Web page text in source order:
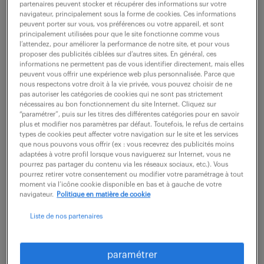
ne ratez aucune
opportunité.
recevez chaque semaine par mail les offres qui
correspondent à votre dernière recherche.
créer une alerte
partagez-nous
partenaires peuvent stocker et récupérer des informations sur votre
navigateur, principalement sous la forme de cookies. Ces informations
peuvent porter sur vous, vos préférences ou votre appareil, et sont
principalement utilisées pour que le site fonctionne comme vous
l’attendez, pour améliorer la performance de notre site, et pour vous
proposer des publicités ciblées sur d’autres sites. En général, ces
informations ne permettent pas de vous identifier directement, mais elles
peuvent vous offrir une expérience web plus personnalisée. Parce que
nous respectons votre droit à la vie privée, vous pouvez choisir de ne
pas autoriser les catégories de cookies qui ne sont pas strictement
nécessaires au bon fonctionnement du site Internet. Cliquez sur
“paramétrer”, puis sur les titres des différentes catégories pour en savoir
plus et modifier nos paramètres par défaut. Toutefois, le refus de certains
types de cookies peut affecter votre navigation sur le site et les services
que nous pouvons vous offrir (ex : vous recevrez des publicités moins
adaptées à votre profil lorsque vous naviguerez sur Internet, vous ne
pourrez pas partager du contenu via les réseaux sociaux, etc.). Vous
pourrez retirer votre consentement ou modifier votre paramétrage à tout
moment via l’icône cookie disponible en bas et à gauche de votre
navigateur.
Politique en matière de cookie
Liste de nos partenaires
paramétrer